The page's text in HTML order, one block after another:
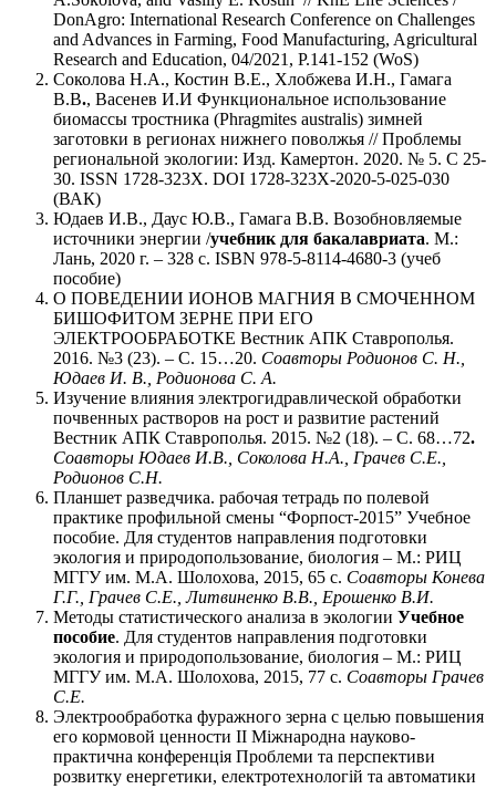
DonAgro: International Research Conference on Challenges
and Advances in Farming, Food Manufacturing, Agricultural
Research and Education, 04/2021, P.141-152 (WoS)
Соколова Н.А., Костин В.Е., Хлобжева И.Н., Гамага
В.В., Васенев И.И Функциональное использование
биомассы тростника (Рhragmites australis) зимней
заготовки в регионах нижнего поволжья // Проблемы
региональной экологии: Изд. Камертон. 2020. № 5. С 25-
30. ISSN 1728-323X. DOI 1728-323X-2020-5-025-030
(ВАК)
Юдаев И.В., Даус Ю.В., Гамага В.В. Возобновляемые
источники энергии /учебник для бакалавриата. М.:
Лань, 2020 г. – 328 с. ISBN 978-5-8114-4680-3 (учеб
пособие)
О ПОВЕДЕНИИ ИОНОВ МАГНИЯ В СМОЧЕННОМ
БИШОФИТОМ ЗЕРНЕ ПРИ ЕГО
ЭЛЕКТРООБРАБОТКЕ Вестник АПК Ставрополья.
2016. №3 (23). – С. 15…20. Соавторы Родионов С. Н.,
Юдаев И. В., Родионова С. А.
Изучение влияния электрогидравлической обработки
почвенных растворов на рост и развитие растений
Вестник АПК Ставрополья. 2015. №2 (18). – С. 68…72.
Соавторы Юдаев И.В., Соколова Н.А., Грачев С.Е.,
Родионов С.Н.
Планшет разведчика. рабочая тетрадь по полевой
практике профильной смены “Форпост-2015” Учебное
пособие. Для студентов направления подготовки
экология и природопользование, биология – М.: РИЦ
МГГУ им. М.А. Шолохова, 2015, 65 с. Соавторы Конева
Г.Г., Грачев С.Е., Литвиненко В.В., Ерошенко В.И.
Методы статистического анализа в экологии Учебное
пособие. Для студентов направления подготовки
экология и природопользование, биология – М.: РИЦ
МГГУ им. М.А. Шолохова, 2015, 77 с. Соавторы Грачев
С.Е.
Электрообработка фуражного зерна с целью повышения
его кормовой ценности II Міжнародна науково-
практична конференція Проблеми та перспективи
розвитку енергетики, електротехнологій та автоматики